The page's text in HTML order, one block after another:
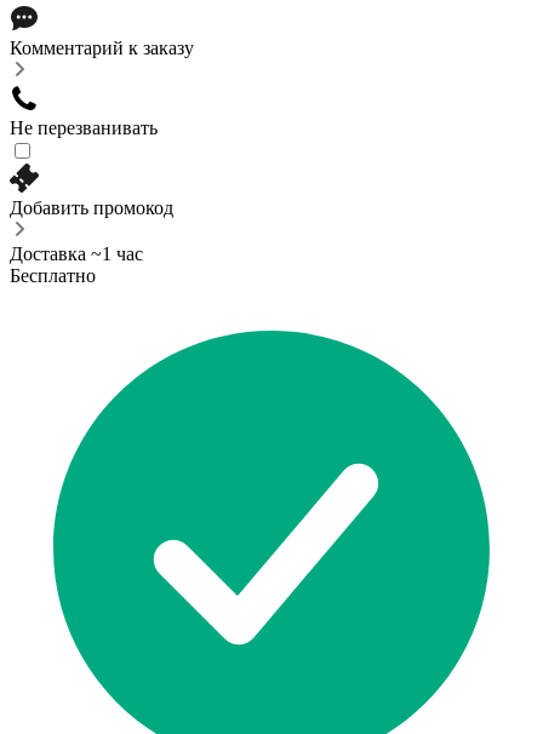
Комментарий к заказу
Не перезванивать
Добавить промокод
Доставка ~1 час
Бесплатно